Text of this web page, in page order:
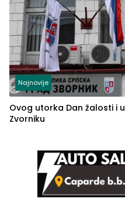
Najnovije
Ovog utorka Dan žalosti i u
Zvorniku